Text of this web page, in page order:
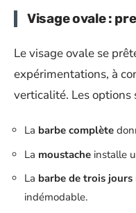
Visage ovale :
Le visage ovale se
expérimentations, à
verticalité. Les options
La barbe complète
La moustache installe
La barbe de trois jours
indémodable.